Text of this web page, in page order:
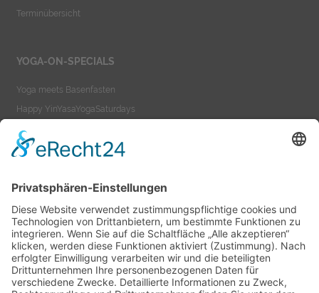
Terminübersicht
YOGA-ON-SPECIALS
Yoga meets Basenfasten
Happy YinYasaYogaSaturdays
Yoga meets Ayurveda
Yoga-On-TeacherTraining
YOGA-ON-VIDEOS
Yoga as a Lifestyle
Yoga-On-Videos
Impressum
Datenschutzerklärung